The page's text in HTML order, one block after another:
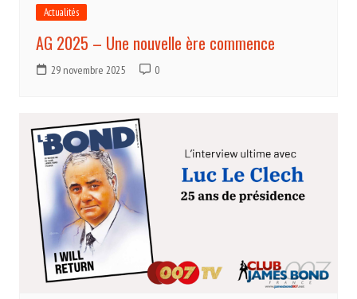
Actualités
AG 2025 – Une nouvelle ère commence
29 novembre 2025 0